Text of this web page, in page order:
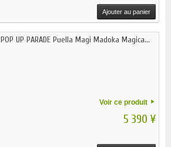
Ajouter au panier
POP UP PARADE Puella Magi Madoka Magica...
Voir ce produit
5 390 ¥